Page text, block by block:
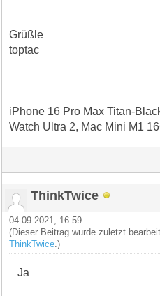
Grüßle
toptac
iPhone 16 Pro Max Titan-
Watch Ultra 2, Mac Mini M1
ThinkTwice
04.09.2021, 16:59
(Dieser Beitrag wurde zuletzt
ThinkTwice .)
Ja